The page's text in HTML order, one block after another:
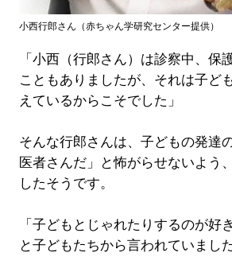
小西行郎さん（赤ちゃん学研究センター提供）
「小西（行郎さん）は診察中、保
こともありましたが、それは子ど
えているからこそでした」
そんな行郎さんは、子どもの発達
医者さんだ」と怖がらせないよう
したそうです。
「子どもとじゃれたりするのが好
と子どもたちから言われていました